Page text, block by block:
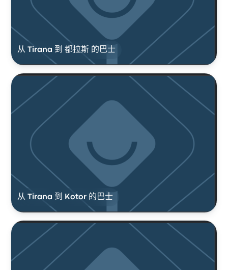
从 Tirana 到 都拉斯 的巴士
从 Tirana 到 Kotor 的巴士